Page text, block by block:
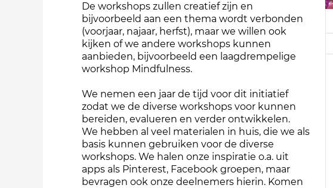
De workshops zullen creatief zijn en
bijvoorbeeld aan een thema wordt verbonden
(voorjaar, najaar, herfst), maar we willen ook
kijken of we andere workshops kunnen
aanbieden, bijvoorbeeld een laagdrempelige
workshop Mindfulness.
We nemen een jaar de tijd voor dit initiatief
zodat we de diverse workshops voor kunnen
bereiden, evalueren en verder ontwikkelen.
We hebben al veel materialen in huis, die we als
basis kunnen gebruiken voor de diverse
workshops. We halen onze inspiratie o.a. uit
apps als Pinterest, Facebook groepen, maar
bevragen ook onze deelnemers hierin. Komen